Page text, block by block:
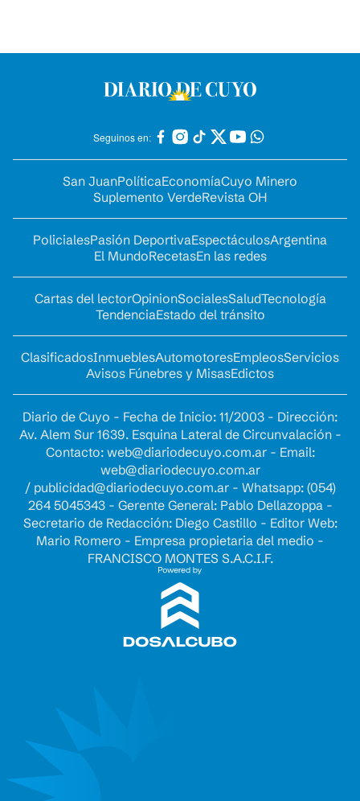
Seguinos en:
San JuanPolíticaEconomíaCuyo Minero
Suplemento VerdeRevista OH
PolicialesPasión DeportivaEspectáculosArgentina
El MundoRecetasEn las redes
Cartas del lectorOpinionSocialesSaludTecnología
TendenciaEstado del tránsito
ClasificadosInmueblesAutomotoresEmpleosServicios
Avisos Fúnebres y MisasEdictos
Diario de Cuyo - Fecha de Inicio: 11/2003 - Dirección:
Av. Alem Sur 1639. Esquina Lateral de Circunvalación -
Contacto: web@diariodecuyo.com.ar- Email:
web@diariodecuyo.com.ar
/ publicidad@diariodecuyo.com.ar- Whatsapp: (054)
264 5045343 - Gerente General: Pablo Dellazoppa -
Secretario de Redacción: Diego Castillo - Editor Web:
Mario Romero - Empresa propietaria del medio -
FRANCISCO MONTES S.A.C.I.F.